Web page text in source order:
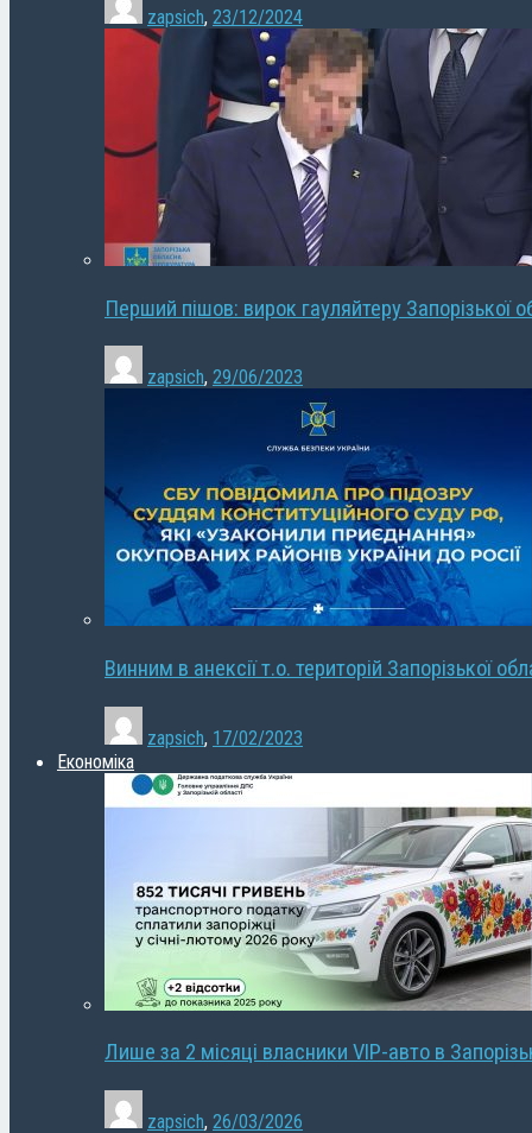
zapsich, 23/12/2024
Перший пішов: вирок гауляйтеру Запорізької
zapsich, 29/06/2023
Винним в анексії т.о. територій Запорізької
zapsich, 17/02/2023
Економіка
Лише за 2 місяці власники VIP-авто в
zapsich, 26/03/2026